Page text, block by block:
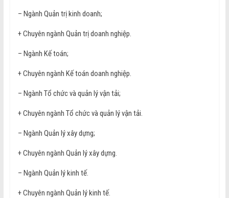
– Ngành Quản trị kinh doanh;
+ Chuyên ngành Quản trị doanh nghiệp.
– Ngành Kế toán;
+ Chuyên ngành Kế toán doanh nghiệp.
– Ngành Tổ chức và quản lý vận tải;
+ Chuyên ngành Tổ chức và quản lý vận tải.
– Ngành Quản lý xây dựng;
+ Chuyên ngành Quản lý xây dựng.
– Ngành Quản lý kinh tế.
+ Chuyên ngành Quản lý kinh tế.